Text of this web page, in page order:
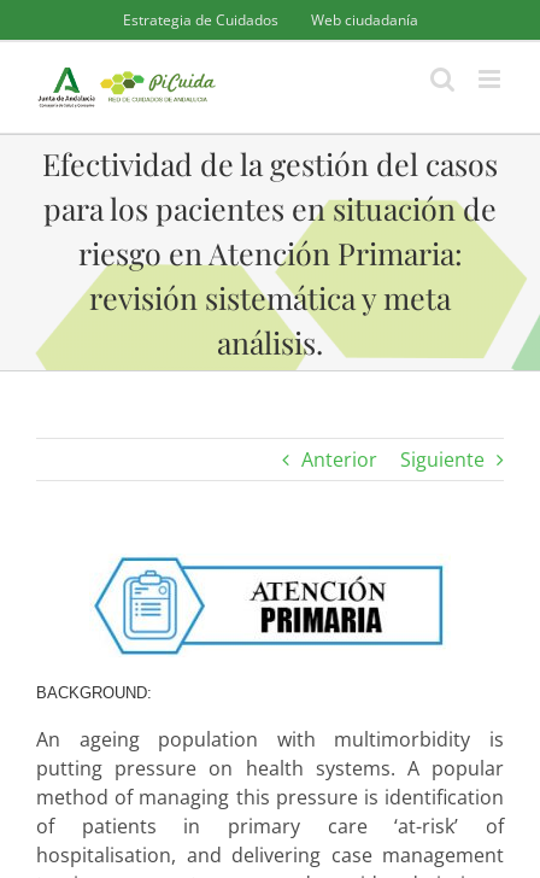
al
contenido
Estrategia de Cuidados Web ciudadanía
Efectividad de la gestión del casos
para los pacientes en situación de
riesgo en Atención Primaria:
revisión sistemática y meta
análisis.
Anterior Siguiente
BACKGROUND:
An ageing population with multimorbidity is
putting pressure on health systems. A popular
method of managing this pressure is identification
of patients in primary care ‘at-risk’ of
hospitalisation, and delivering case management